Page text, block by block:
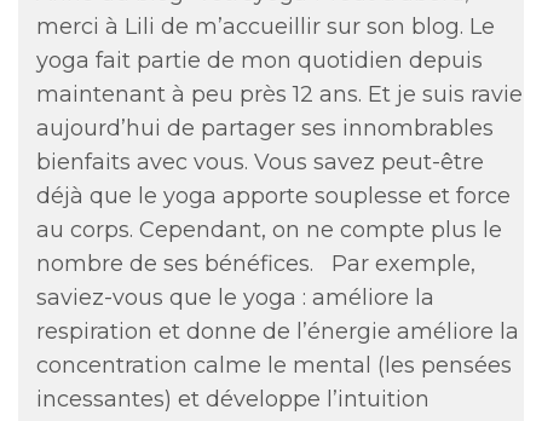
merci à Lili de m’accueillir sur son blog. Le
yoga fait partie de mon quotidien depuis
maintenant à peu près 12 ans. Et je suis ravie
aujourd’hui de partager ses innombrables
bienfaits avec vous. Vous savez peut-être
déjà que le yoga apporte souplesse et force
au corps. Cependant, on ne compte plus le
nombre de ses bénéfices. Par exemple,
saviez-vous que le yoga : améliore la
respiration et donne de l’énergie améliore la
concentration calme le mental (les pensées
incessantes) et développe l’intuition